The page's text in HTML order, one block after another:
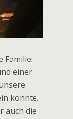
dem
ein